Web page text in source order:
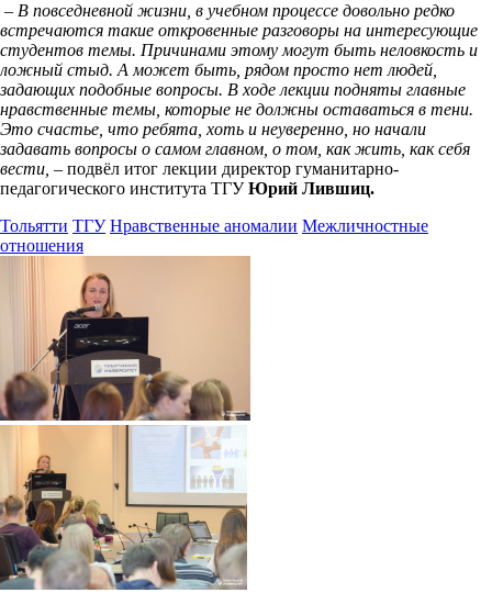
– В повседневной жизни, в учебном процессе довольно редко
встречаются такие откровенные разговоры на интересующие
студентов темы. Причинами этому могут быть неловкость и
ложный стыд. А может быть, рядом просто нет людей,
задающих подобные вопросы. В ходе лекции подняты главные
нравственные темы, которые не должны оставаться в тени.
Это счастье, что ребята, хоть и неуверенно, но начали
задавать вопросы о самом главном, о том, как жить, как себя
вести, – подвёл итог лекции директор гуманитарно-
педагогического института ТГУЮрий Лившиц.
Тольятти ТГУ Нравственные аномалии Межличностные
отношения